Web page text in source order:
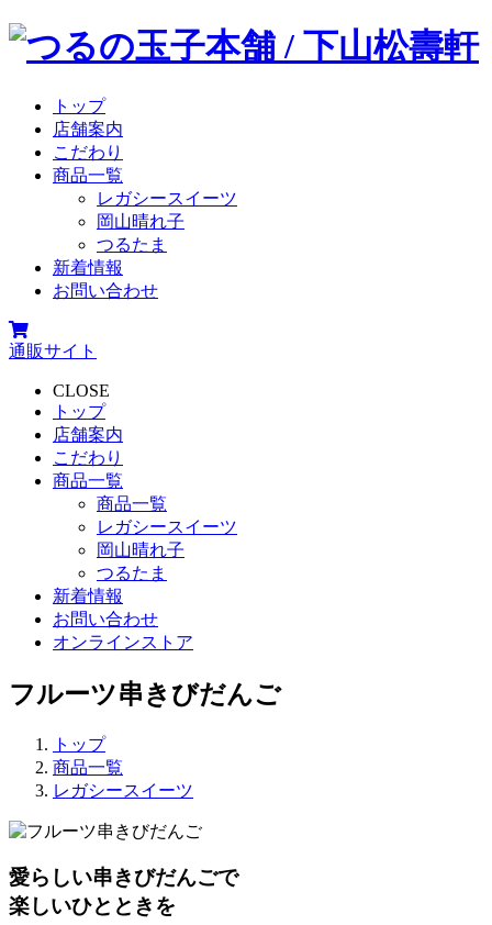
トップ
店舗案内
こだわり
商品一覧
レガシースイーツ
岡山晴れ子
つるたま
新着情報
お問い合わせ
通販サイト
CLOSE
トップ
店舗案内
こだわり
商品一覧
商品一覧
レガシースイーツ
岡山晴れ子
つるたま
新着情報
お問い合わせ
オンラインストア
フルーツ串きびだんご
トップ
商品一覧
レガシースイーツ
愛らしい串きびだんごで
楽しいひとときを